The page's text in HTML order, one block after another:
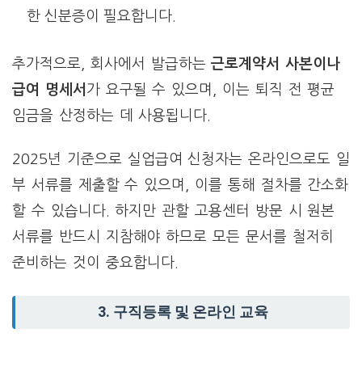
한 신분증이 필요합니다.
추가적으로, 회사에서 발급하는근로계약서 사본이나
급여 명세서 가 요구될 수 있으며, 이는 퇴직 전 평균
임금을 산정하는 데 사용됩니다.
2025년 기준으로 실업급여 신청자는 온라인으로도 일
부 서류를 제출할 수 있으며, 이를 통해 절차를 간소화
할 수 있습니다. 하지만 관할 고용센터 방문 시 원본
서류를 반드시 지참해야 하므로 모든 문서를 철저히
준비하는 것이 중요합니다.
3. 구직등록 및 온라인 교육